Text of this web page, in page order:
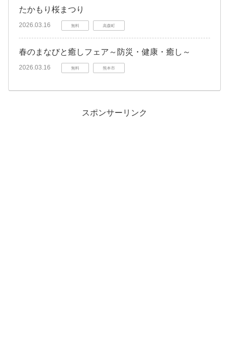
たかもり桜まつり
2026.03.16 無料 高森町
春のまなびと癒しフェア～防災・健康・癒し～
2026.03.16 無料 熊本市
スポンサーリンク